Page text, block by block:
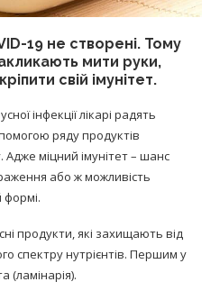
19 не створені. Тому
мити руки,
свій імунітет.
інфекції лікарі радять
ряду продуктів
міцний імунітет – шанс
або ж можливість
формі.
продукти, які захищають від
спектру нутрієнтів. Першим у
(ламінарія).